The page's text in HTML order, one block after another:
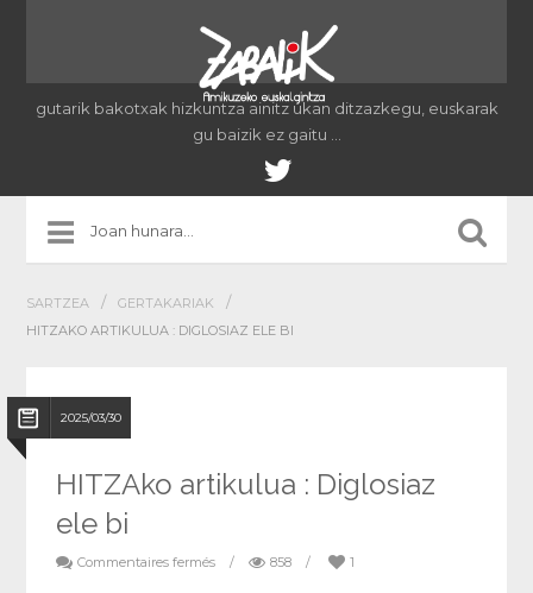
gutarik bakotxak hizkuntza ainitz ukan ditzazkegu, euskarak
gu baizik ez gaitu …
SARTZEA / GERTAKARIAK /
HITZAKO ARTIKULUA : DIGLOSIAZ ELE BI
2025/03/30
HITZAko artikulua : Diglosiaz
ele bi
Commentaires fermés / 858 / 1